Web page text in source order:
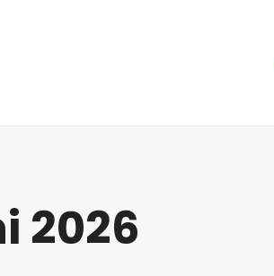
2026